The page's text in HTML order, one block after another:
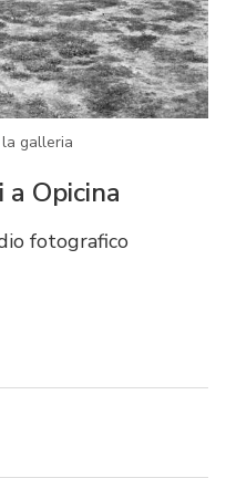
galleria
Opicina
fotografico